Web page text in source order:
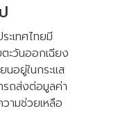
เทศไทยมี
ะวันออกเฉียง
นอยู่ในกระแส
รถส่งต่อมูลค่า
ามช่วยเหลือ